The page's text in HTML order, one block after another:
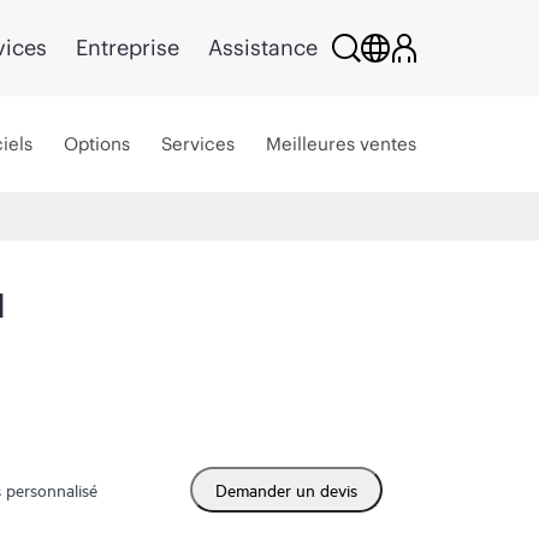
Entreprise Assistance
Options Services Meilleures ventes
Demander un devis